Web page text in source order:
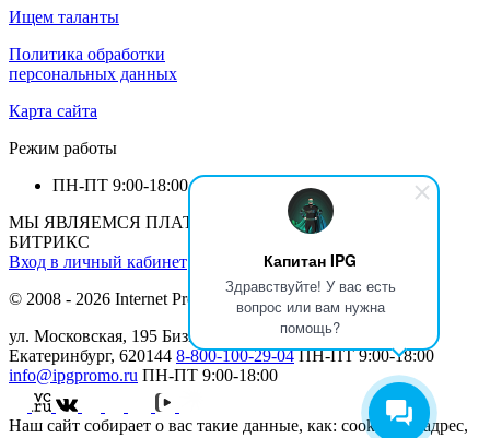
Капитан IPG
Здравствуйте! У вас есть
вопрос или вам нужна
помощь?
Ищем таланты
Политика обработки
персональных данных
Карта сайта
Режим работы
ПН-ПТ 9:00-18:00
МЫ ЯВЛЯЕМСЯ ПЛАТИНОВЫМ ПАРТНЕРОМ 1С-
БИТРИКС
Вход в личный кабинет
© 2008 - 2026 Internet Production Group (
ул. Московская, 195 Бизнеc Центр МАН, 12 этаж г.
Екатеринбург, 620144 8-800-100-29-04 ПН-ПТ 9:00-18:00
info@ipgpromo.ru ПН-ПТ 9:00-18:00
Наш сайт собирает о вас такие данные, как: cookies, IP-адрес,